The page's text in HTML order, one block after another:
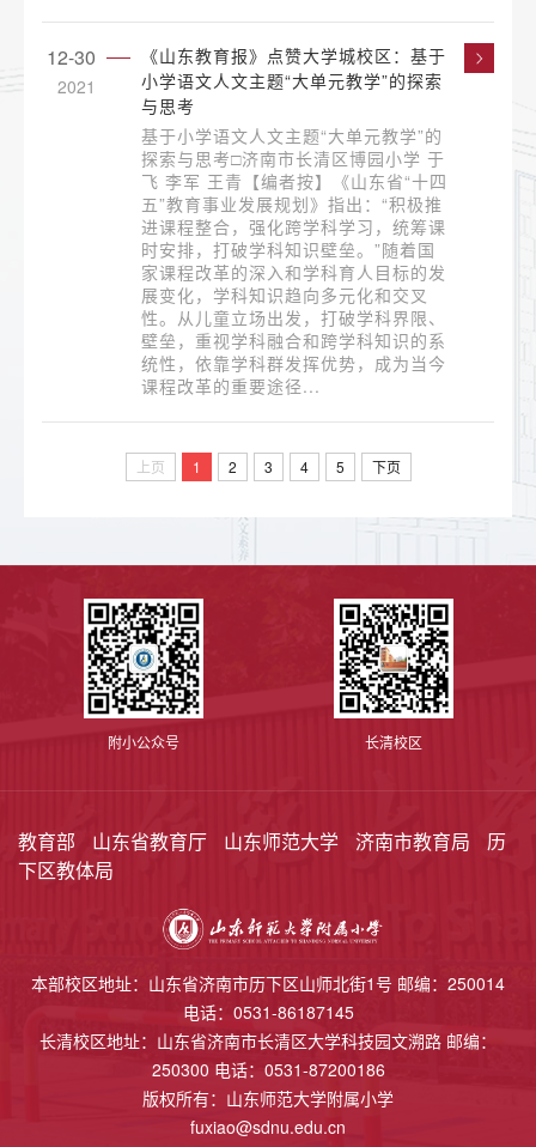
12-30
2021
《山东教育报》点赞大学城校区：基于
小学语文人文主题“大单元教学”的探索
与思考
基于小学语文人文主题“大单元教学”的
探索与思考□济南市长清区博园小学 于
飞 李军 王青【编者按】《山东省“十四
五”教育事业发展规划》指出：“积极推
进课程整合，强化跨学科学习，统筹课
时安排，打破学科知识壁垒。”随着国
家课程改革的深入和学科育人目标的发
展变化，学科知识趋向多元化和交叉
性。从儿童立场出发，打破学科界限、
壁垒，重视学科融合和跨学科知识的系
统性，依靠学科群发挥优势，成为当今
课程改革的重要途径...
上页 1 2 3 4 5 下页
附小公众号 长清校区
教育部 山东省教育厅 山东师范大学 济南市教育局
历
下区教体局
本部校区地址：山东省济南市历下区山师北街1号 邮编：250014
电话：0531-86187145
长清校区地址：山东省济南市长清区大学科技园文溯路 邮编：
250300 电话：0531-87200186
版权所有：山东师范大学附属小学
fuxiao@sdnu.edu.cn